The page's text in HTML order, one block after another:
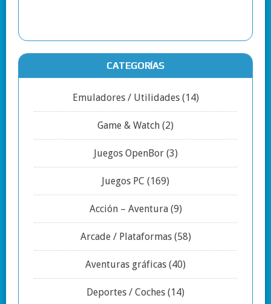
CATEGORÍAS
Emuladores / Utilidades(14)
Game & Watch (2)
Juegos OpenBor(3)
Juegos PC (169)
Acción – Aventura(9)
Arcade / Plataformas(58)
Aventuras gráficas (40)
Deportes / Coches (14)